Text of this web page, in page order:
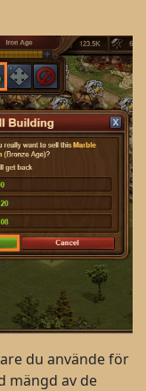
du använde för
mängd av de